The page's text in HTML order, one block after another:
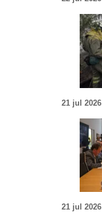
21 jul 2026
21 jul 2026